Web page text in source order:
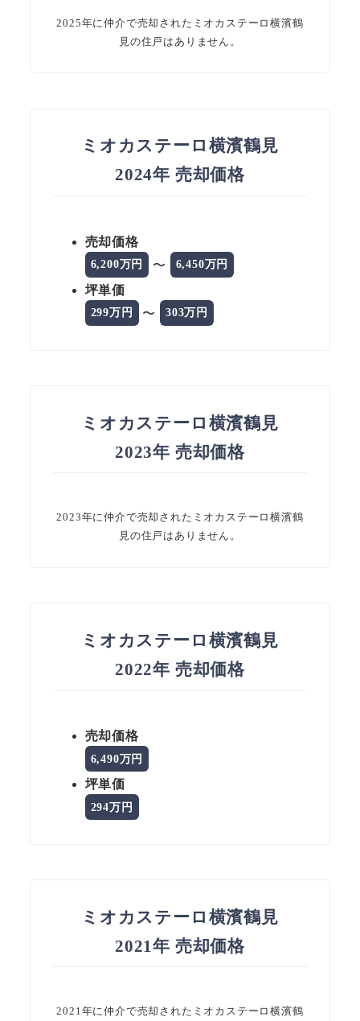
2025年に仲介で売却されたミオカステーロ横濱鶴
見の住戸はありません。
ミオカステーロ横濱鶴見
2024年 売却価格
売却価格
6,200万円 〜 6,450万円
坪単価
299万円 〜 303万円
ミオカステーロ横濱鶴見
2023年 売却価格
2023年に仲介で売却されたミオカステーロ横濱鶴
見の住戸はありません。
ミオカステーロ横濱鶴見
2022年 売却価格
売却価格
6,490万円
坪単価
294万円
ミオカステーロ横濱鶴見
2021年 売却価格
2021年に仲介で売却されたミオカステーロ横濱鶴